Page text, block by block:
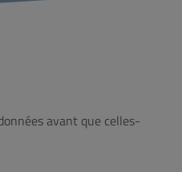
avant que celles-